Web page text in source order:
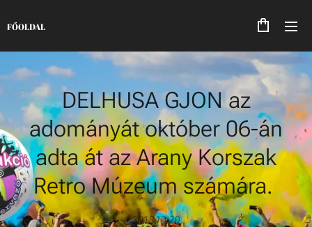
FŐOLDAL
DELHUSA GJON az
adományát október 06-án
adta át az Arany Korszak
Retro Múzeum számára.
2018.10.20